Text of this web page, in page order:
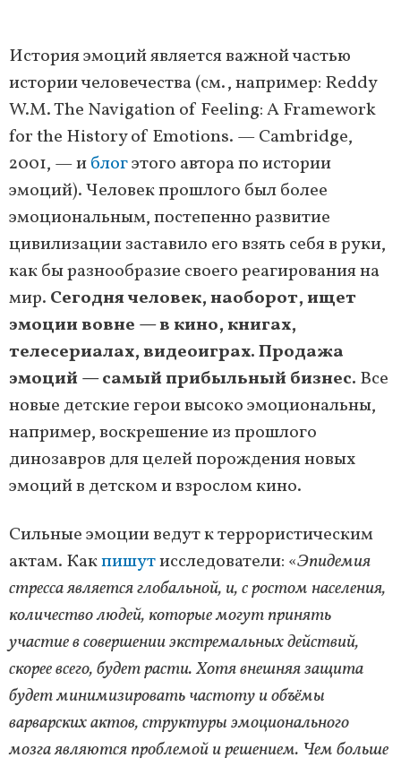
История эмоций является важной частью
истории человечества (см., например: Reddy
W.M. The Navigation of Feeling: A Framework
for the History of Emotions. — Cambridge,
2001, — иблогэтого автора по истории
эмоций). Человек прошлого был более
эмоциональным, постепенно развитие
цивилизации заставило его взять себя в руки,
как бы разнообразие своего реагирования на
мир. Сегодня человек, наоборот, ищет
эмоции вовне — в кино, книгах,
телесериалах, видеоиграх. Продажа
эмоций — самый прибыльный бизнес. Все
новые детские герои высоко эмоциональны,
например, воскрешение из прошлого
динозавров для целей порождения новых
эмоций в детском и взрослом кино.
Сильные эмоции ведут к террористическим
актам. Какпишутисследователи: «Эпидемия
стресса является глобальной, и, с ростом населения,
количество людей, которые могут принять
участие в совершении экстремальных действий,
скорее всего, будет расти. Хотя внешняя защита
будет минимизировать частоту и объёмы
варварских актов, структуры эмоционального
мозга являются проблемой и решением. Чем больше